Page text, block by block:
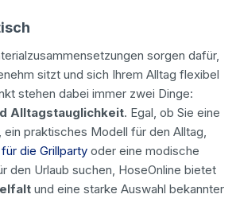
sorgen dafür,
sitzt und sich Ihrem Alltag flexibel
stehen dabei immer zwei Dinge:
Alltagstauglichkeit. Egal, ob Sie eine
ein praktisches Modell für den Alltag,
die Grillparty oder eine modische
den Urlaub suchen, HoseOnline bietet
und eine starke Auswahl bekannter